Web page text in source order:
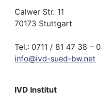
Calwer Str. 11
70173 Stuttgart
Tel.: 0711 / 81 47 38 – 0
info@ivd-sued-bw.net
IVD Institut